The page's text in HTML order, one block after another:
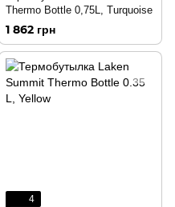
Thermo Bottle 0,75L, Turquoise
1 862 грн
4